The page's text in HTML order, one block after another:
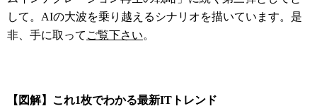
して。AIの大波を乗り越えるシナリオを描いています。是
非、手に取って ご覧下さい。
【図解】これ1枚でわかる最新ITトレンド